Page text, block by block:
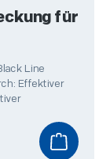
für
Effektiver